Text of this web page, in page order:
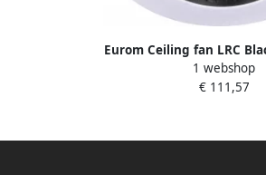
Eurom Ceiling fan LRC
ventilator in 1 | ø 58
1 webshop
€ 111,57